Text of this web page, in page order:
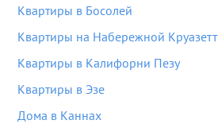
Квартиры в Босолей
Квартиры на Набережной Круазетт
Квартиры в Калифорни Пезу
Квартиры в Эзе
Дома в Каннах